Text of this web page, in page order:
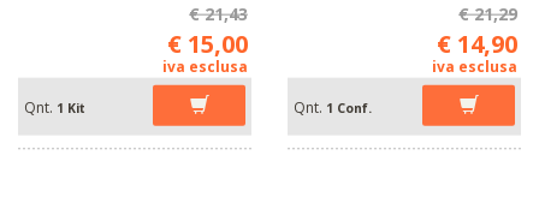
€ 21,43
€ 15,00
iva esclusa
Qnt. 1 Kit
€ 21,29
€ 14,90
iva esclusa
Qnt. 1 Conf.